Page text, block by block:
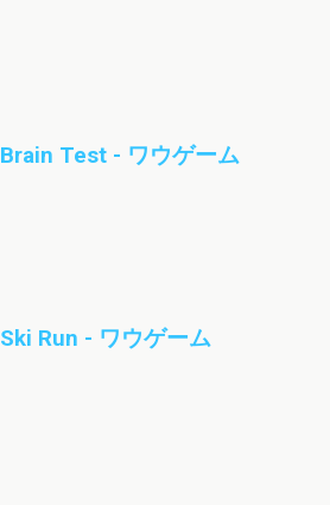
Brain Test - ワウゲーム
Ski Run - ワウゲーム